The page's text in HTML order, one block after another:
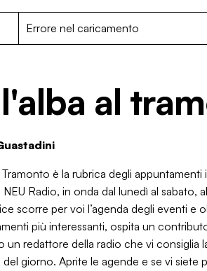
Errore nel caricamento
al
Tramonto è la rubrica degli appuntamenti
Radio, in onda dal lunedì al sabato,
scorre per voi l’agenda degli eventi e
più interessanti, ospita un
un redattore della radio che vi consiglia
del giorno. Aprite le agende e se vi siete